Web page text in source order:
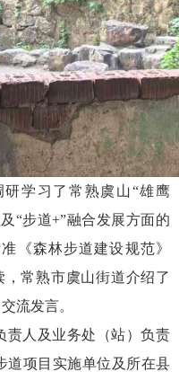
学习了常熟虞山“雄鹰
“步道+”融合发展方面的
《森林步道建设规范》
，常熟市虞山街道介绍了
流发言。
责人及业务处（站）负责
道项目实施单位及所在县